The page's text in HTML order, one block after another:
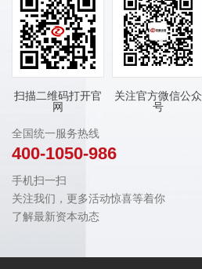
扫描二维码打开官
网
关注官方微信公众
号
全国统一服务热线
400-1050-986
手机扫一扫
关注我们，更多活动惊喜等着你
了解最新资本动态